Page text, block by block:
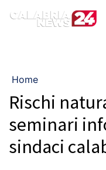
Home
Rischi
seminari
sindaci